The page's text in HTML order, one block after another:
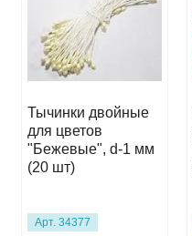
Тычинки двойные
для цветов
"Бежевые", d-1 мм
(20 шт)
Арт. 34377